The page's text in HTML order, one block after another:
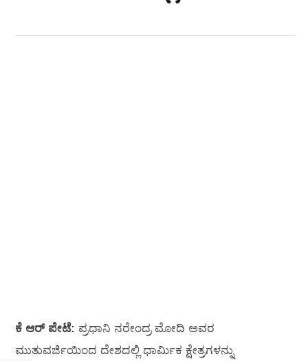
ಕೆ ಆರ್‌ ಪೇಟೆ: ಪ್ರಧಾನಿ ನರೇಂದ್ರ ಮೋದಿ ಅವರ
ಮುತುವರ್ಜಿಯಿಂದ ದೇಶದಲ್ಲಿ ಧಾರ್ಮಿಕ ಕ್ಷೇತ್ರಗಳನ್ನು